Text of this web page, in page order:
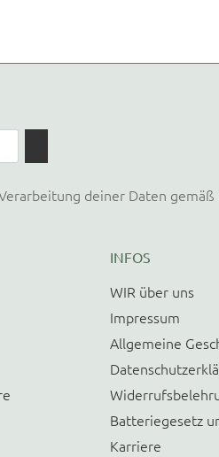
deiner Daten gemäß
INFOS
WIR über uns
Impressum
Allgemeine
Batteriegesetz
Karriere